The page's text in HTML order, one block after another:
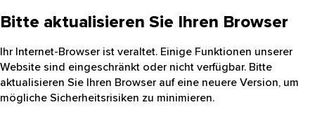
Bitte aktualisieren Sie Ihren Browser
Ihr Internet-Browser ist veraltet. Einige Funktionen unserer
Website sind eingeschränkt oder nicht verfügbar. Bitte
aktualisieren Sie Ihren Browser auf eine neuere Version, um
mögliche Sicherheitsrisiken zu minimieren.